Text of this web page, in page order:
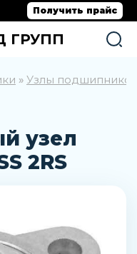
Получить прайс
ГРУПП
» Узлы
узел
2RS